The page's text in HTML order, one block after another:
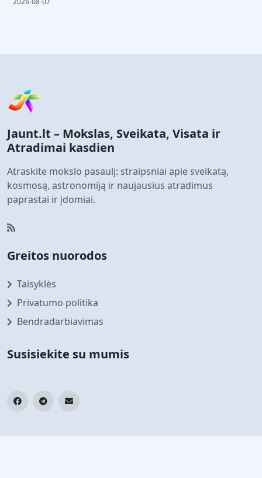
Jaunt.lt – Mokslas, Sveikata, Visata ir
Atradimai kasdien
Atraskite mokslo pasaulį: straipsniai apie sveikatą,
kosmosą, astronomiją ir naujausius atradimus
paprastai ir įdomiai.
Greitos nuorodos
Taisyklės
Privatumo politika
Bendradarbiavimas
Susisiekite su mumis